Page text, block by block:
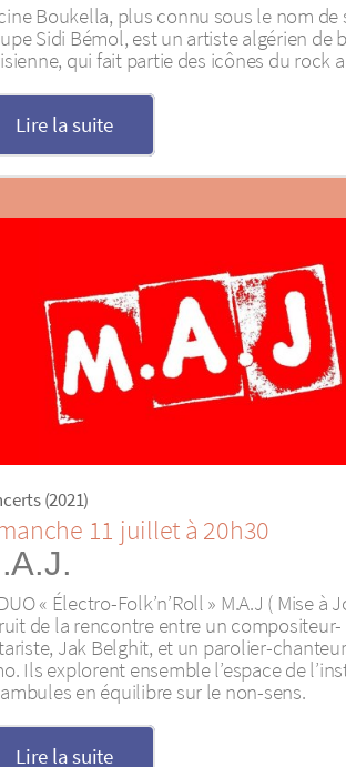
Boukella, plus connu sous le nom de
Sidi Bémol, est un artiste algérien de
qui fait partie des icônes du rock
Lire la suite
(2021)
11 juillet à 20h30
« Électro-Folk’n’Roll » M.A.J ( Mise à
de la rencontre entre un compositeur-
Jak Belghit, et un parolier-
Ils explorent ensemble l’espace de
en équilibre sur le non-sens.
Lire la suite